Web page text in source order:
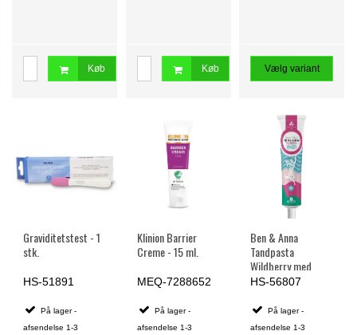
Køb Køb Vælg variant
Graviditetstest - 1
stk.
HS-51891
På lager -
afsendelse 1-3
Klinion Barrier
Creme - 15 ml.
MEQ-7288652
På lager -
afsendelse 1-3
Ben & Anna
Tandpasta
Wildberry med
Fluoride - 75 ml.
HS-56807
På lager -
afsendelse 1-3